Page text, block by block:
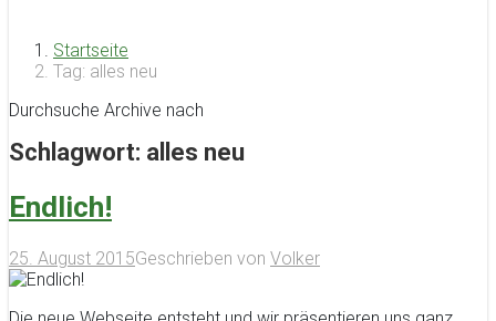
Startseite
Tag: alles neu
Durchsuche Archive nach
Schlagwort: alles neu
Endlich!
25. August 2015Geschrieben von Volker